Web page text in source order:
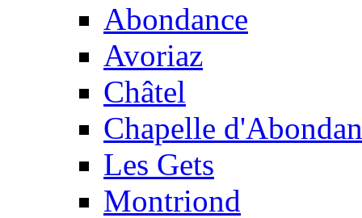
Abondance
Avoriaz
Châtel
Chapelle
Les Gets
Montriond